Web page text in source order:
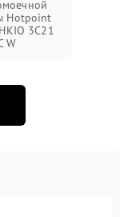
Hotpoint
3C21
W